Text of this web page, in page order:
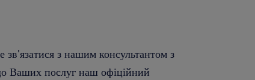
зв'язатися з нашим консультантом з
Ваших послуг наш офіційний